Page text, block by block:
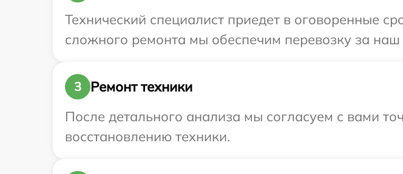
Технический специалист приедет в оговоренные
сложного ремонта мы обеспечим перевозку за наш
3
Ремонт техники
После детального анализа мы согласуем с вами
восстановлению техники.